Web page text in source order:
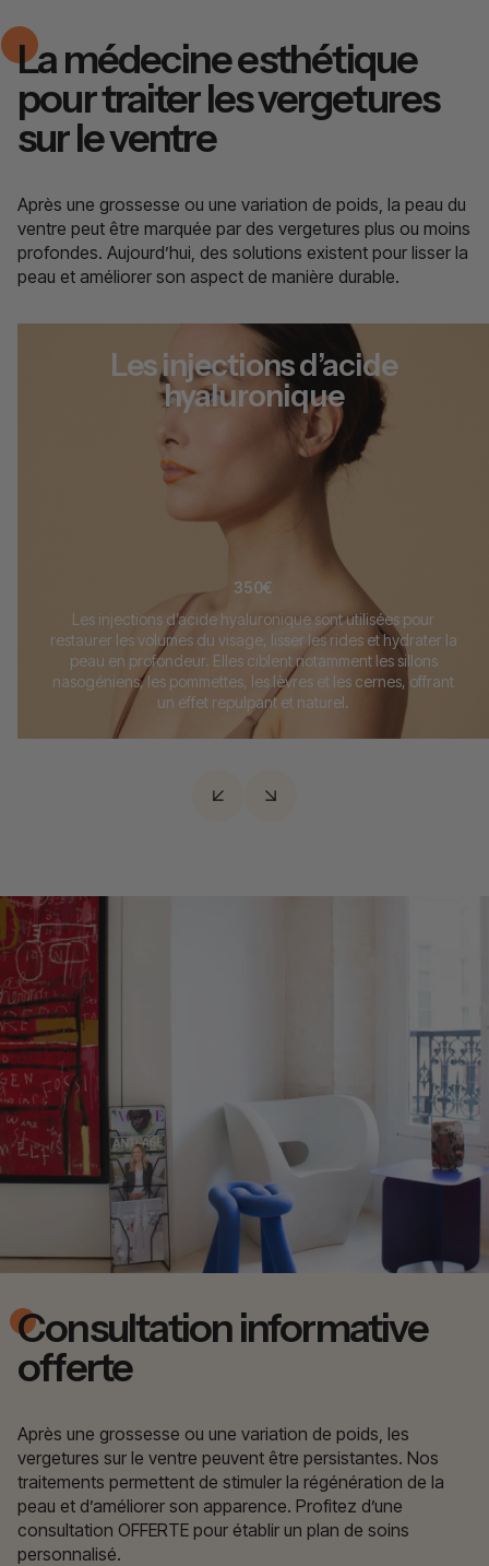
La médecine esthétique
pour traiter les vergetures
sur le ventre
Après une grossesse ou une variation de poids, la peau du
ventre peut être marquée par des vergetures plus ou moins
profondes. Aujourd’hui, des solutions existent pour lisser la
peau et améliorer son aspect de manière durable.
Les injections d’acide
hyaluronique
350€
Les injections d’acide hyaluronique sont utilisées pour
restaurer les volumes du visage, lisser les rides et hydrater la
peau en profondeur. Elles ciblent notamment les sillons
nasogéniens, les pommettes, les lèvres et les cernes, offrant
un effet repulpant et naturel.
Consultation informative
offerte
Après une grossesse ou une variation de poids, les
vergetures sur le ventre peuvent être persistantes. Nos
traitements permettent de stimuler la régénération de la
peau et d’améliorer son apparence. Profitez d’une
consultation OFFERTE pour établir un plan de soins
personnalisé.